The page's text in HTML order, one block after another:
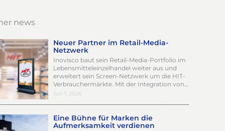
news
Neuer Partner im Retail-Media-
Netzwerk
Inovisco baut sein Retail-Media-Portfolio im
Lebensmitteleinzelhandel weiter aus und
erweitert sein Screen-Netzwerk um die HIT-
Verbrauchermärkte. Mit der Integration von…
Juli 7, 2026
Eine Bühne für Marken die
Aufmerksamkeit verdienen